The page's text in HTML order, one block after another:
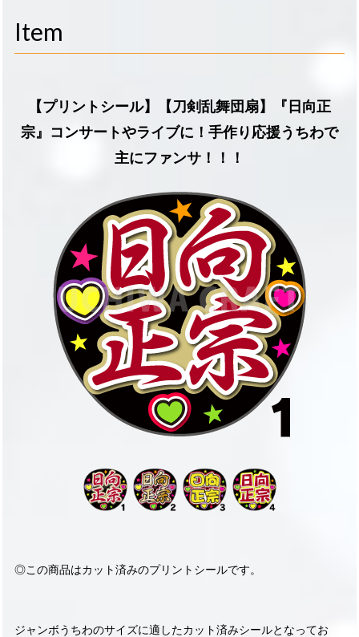
Item
【プリントシール】【刀剣乱舞団扇】『日向正
宗』コンサートやライブに！手作り応援うちわで
主にファンサ！！！
◎この商品はカット済みのプリントシールです。
ジャンボうちわのサイズに適したカット済みシールとなってお